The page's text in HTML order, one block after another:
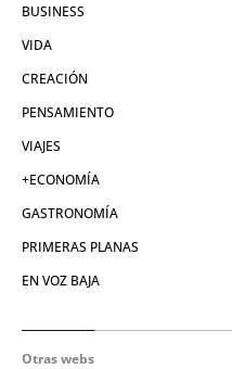
BUSINESS
VIDA
CREACIÓN
PENSAMIENTO
VIAJES
+ECONOMÍA
GASTRONOMÍA
PRIMERAS PLANAS
EN VOZ BAJA
Otras webs